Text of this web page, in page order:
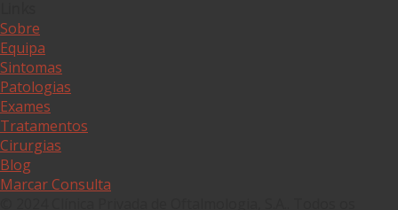
Sobre
Equipa
Sintomas
Patologias
Exames
Tratamentos
Cirurgias
Blog
Marcar Consulta